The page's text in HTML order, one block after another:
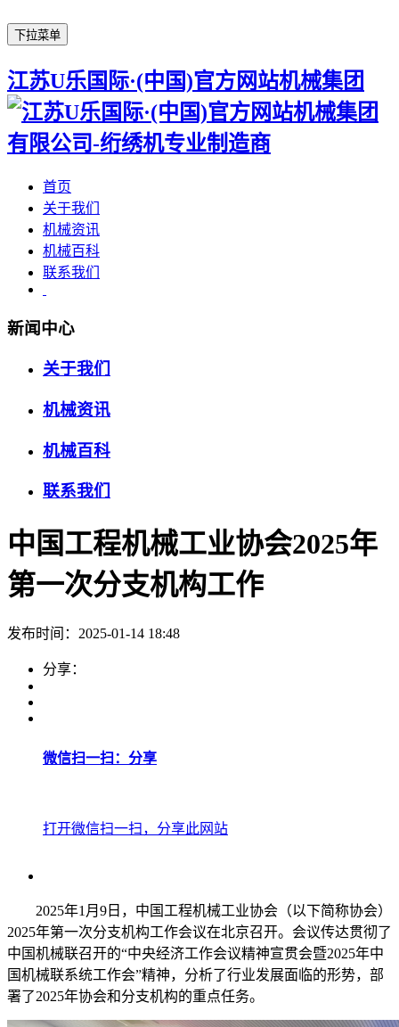
下拉菜单
江苏U乐国际·(中国)官方网站机械集团
首页
关于我们
机械资讯
机械百科
联系我们
新闻中心
关于我们
机械资讯
机械百科
联系我们
中国工程机械工业协会2025年
第一次分支机构工作
发布时间：2025-01-14 18:48
分享：
微信扫一扫：分享
打开微信扫一扫，分享此网站
2025年1月9日，中国工程机械工业协会（以下简称协会）
2025年第一次分支机构工作会议在北京召开。会议传达贯彻了
中国机械联召开的“中央经济工作会议精神宣贯会暨2025年中
国机械联系统工作会”精神，分析了行业发展面临的形势，部
署了2025年协会和分支机构的重点任务。